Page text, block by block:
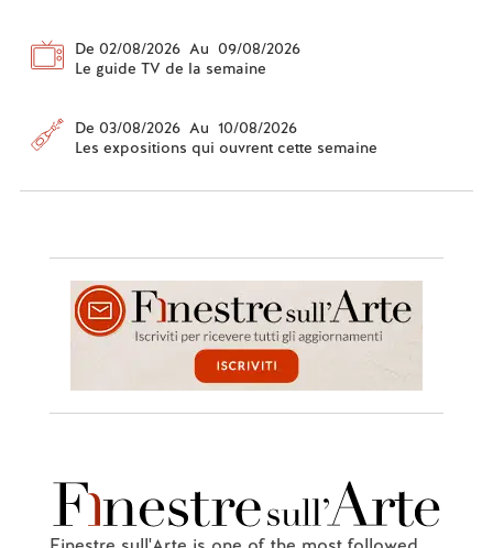
De 02/08/2026 Au 09/08/2026
Le guide TV de la semaine
De 03/08/2026 Au 10/08/2026
Les expositions qui ouvrent cette semaine